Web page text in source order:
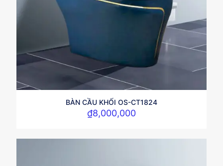
BÀN CẦU KHỐI OS-CT1824
₫8,000,000